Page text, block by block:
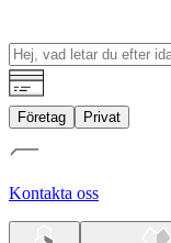
Företag Privat
Kontakta oss